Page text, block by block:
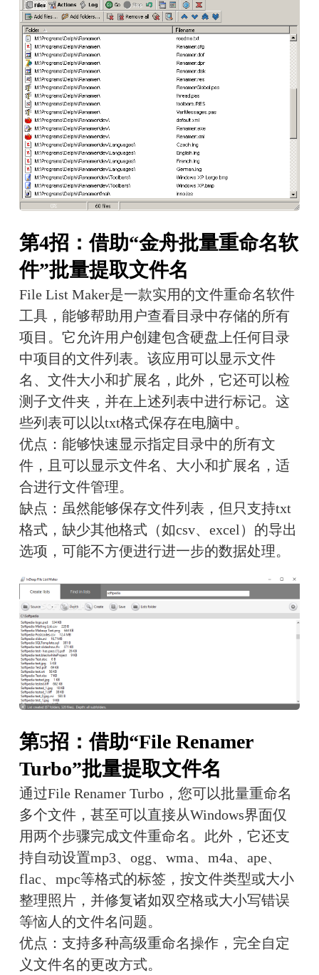
第4招：借助“金舟批量重命名软
件”批量提取文件名
File List Maker是一款实用的文件重命名软件
工具，能够帮助用户查看目录中存储的所有
项目。它允许用户创建包含硬盘上任何目录
中项目的文件列表。该应用可以显示文件
名、文件大小和扩展名，此外，它还可以检
测子文件夹，并在上述列表中进行标记。这
些列表可以以txt格式保存在电脑中。
优点：能够快速显示指定目录中的所有文
件，且可以显示文件名、大小和扩展名，适
合进行文件管理。
缺点：虽然能够保存文件列表，但只支持txt
格式，缺少其他格式（如csv、excel）的导出
选项，可能不方便进行进一步的数据处理。
第5招：借助“File Renamer
Turbo”批量提取文件名
通过File Renamer Turbo，您可以批量重命名
多个文件，甚至可以直接从Windows界面仅
用两个步骤完成文件重命名。此外，它还支
持自动设置mp3、ogg、wma、m4a、ape、
flac、mpc等格式的标签，按文件类型或大小
整理照片，并修复诸如双空格或大小写错误
等恼人的文件名问题。
优点：支持多种高级重命名操作，完全自定
义文件名的更改方式。